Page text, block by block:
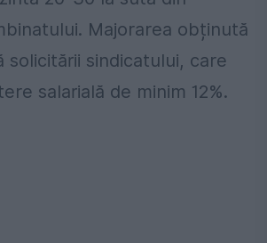
Majorarea obținută
solicitării sindicatului, care
salarială de minim 12%.